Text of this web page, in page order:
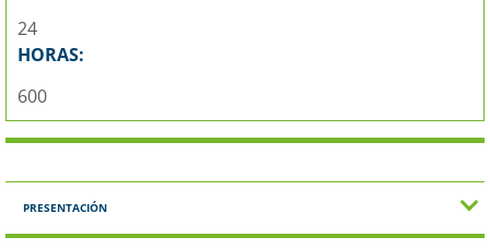
24
HORAS:
600
PRESENTACIÓN